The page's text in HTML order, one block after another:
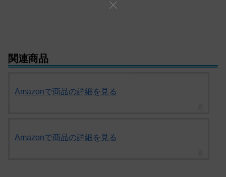
関連商品
Amazonで商品の詳細を見る
Amazonで商品の詳細を見る